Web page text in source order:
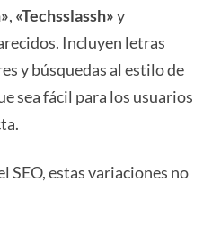
, «Techsslassh»y
Incluyen letras
y búsquedas al estilo de
sea fácil para los usuarios
SEO, estas variaciones no